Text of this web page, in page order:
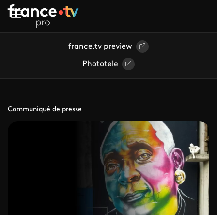
Aller au contenu principal
france.tv preview
Phototele
Communiqué de presse